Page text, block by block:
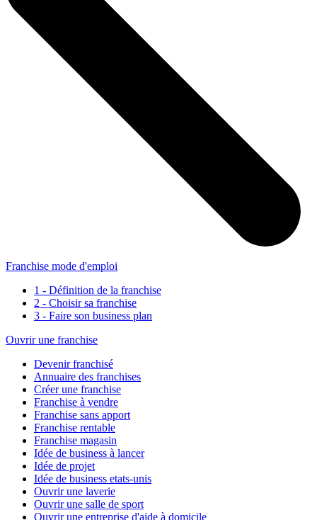
Franchise mode d'emploi
1 - Définition de la franchise
2 - Choisir sa franchise
3 - Faire son business plan
Ouvrir une franchise
Devenir franchisé
Annuaire des franchises
Créer une franchise
Franchise à vendre
Franchise sans apport
Franchise rentable
Franchise magasin
Idée de business à lancer
Idée de projet
Idée de business etats-unis
Ouvrir une laverie
Ouvrir une salle de sport
Ouvrir une entreprise d'aide à domicile